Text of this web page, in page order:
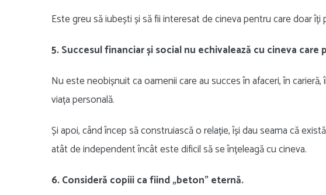
Este greu să iubești și să fii interesat de cineva pentru care doar îți
5. Succesul financiar și social nu echivalează cu cineva
Nu este neobișnuit ca oamenii care au succes în afaceri, în
viața personală.
Și apoi, când încep să construiască o relație, își dau seama că
atât de independent încât este dificil să se înțeleagă cu cineva.
6. Consideră copiii ca fiind „beton” eternă.